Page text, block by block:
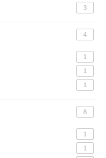
3
4
1
1
1
8
1
1